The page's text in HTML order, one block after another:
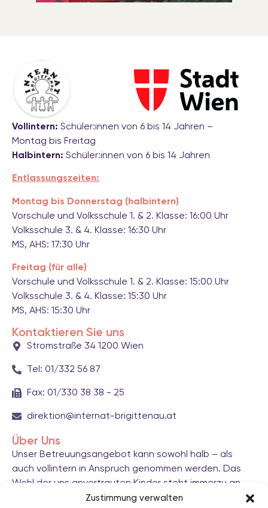
Zustimmung verwalten
Vollintern: Schüler:innen von 6 bis 14 Jahren –
Montag bis Freitag
Halbintern: Schüler:innen von 6 bis 14 Jahren
Entlassungszeiten:
Montag bis Donnerstag (halbintern)
Vorschule und Volksschule 1. & 2. Klasse: 16:00 Uhr
Volksschule 3. & 4. Klasse: 16:30 Uhr
MS, AHS: 17:30 Uhr
Freitag (für alle)
Vorschule und Volksschule 1. & 2. Klasse: 15:00 Uhr
Volksschule 3. & 4. Klasse: 15:30 Uhr
MS, AHS: 15:30 Uhr
Kontaktieren Sie uns
Stromstraße 34 1200 Wien
Tel: 01/332 56 87
Fax: 01/330 38 38 - 25
direktion@internat-brigittenau.at
Über Uns
Unser Betreuungsangebot kann sowohl halb – als
auch vollintern in Anspruch genommen werden. Das
Wohl der uns anvertrauten Kinder steht immerzu an
oberster Stelle, indem Familien dauerhaft im Alltag